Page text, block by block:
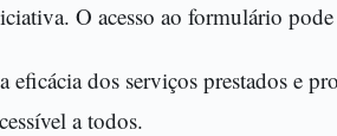
O acesso ao formulário
eficácia dos serviços prestados e
a todos.